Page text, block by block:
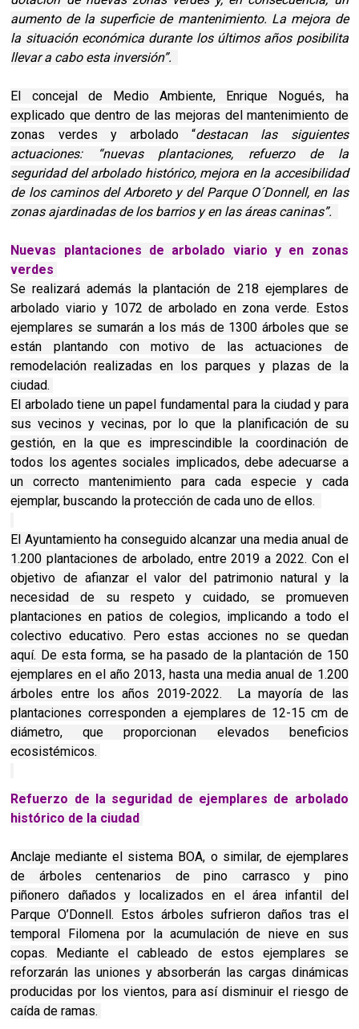
aumento de la superficie de mantenimiento. La mejora de
la situación económica durante los últimos años posibilita
llevar a cabo esta inversión”.
El concejal de Medio Ambiente, Enrique Nogués, ha
explicado que dentro de las mejoras del mantenimiento de
zonas verdes y arbolado “destacan las siguientes
actuaciones: “nuevas plantaciones, refuerzo de la
seguridad del arbolado histórico, mejora en la accesibilidad
de los caminos del Arboreto y del Parque O´Donnell, en las
zonas ajardinadas de los barrios y en las áreas caninas”.
Nuevas plantaciones de arbolado viario y en zonas
verdes
Se realizará además la plantación de 218 ejemplares de
arbolado viario y 1072 de arbolado en zona verde. Estos
ejemplares se sumarán a los más de 1300 árboles que se
están plantando con motivo de las actuaciones de
remodelación realizadas en los parques y plazas de la
ciudad.
El arbolado tiene un papel fundamental para la ciudad y para
sus vecinos y vecinas, por lo que la planificación de su
gestión, en la que es imprescindible la coordinación de
todos los agentes sociales implicados, debe adecuarse a
un correcto mantenimiento para cada especie y cada
ejemplar, buscando la protección de cada uno de ellos.
El Ayuntamiento ha conseguido alcanzar una media anual de
1.200 plantaciones de arbolado, entre 2019 a 2022. Con el
objetivo de afianzar el valor del patrimonio natural y la
necesidad de su respeto y cuidado, se promueven
plantaciones en patios de colegios, implicando a todo el
colectivo educativo. Pero estas acciones no se quedan
aquí. De esta forma, se ha pasado de la plantación de 150
ejemplares en el año 2013, hasta una media anual de 1.200
árboles entre los años 2019-2022. La mayoría de las
plantaciones corresponden a ejemplares de 12-15 cm de
diámetro, que proporcionan elevados beneficios
ecosistémicos.
Refuerzo de la seguridad de ejemplares de arbolado
histórico de la ciudad
Anclaje mediante el sistema BOA, o similar, de ejemplares
de árboles centenarios de pino carrasco y pino
piñonero dañados y localizados en el área infantil del
Parque O’Donnell. Estos árboles sufrieron daños tras el
temporal Filomena por la acumulación de nieve en sus
copas. Mediante el cableado de estos ejemplares se
reforzarán las uniones y absorberán las cargas dinámicas
producidas por los vientos, para así disminuir el riesgo de
caída de ramas.